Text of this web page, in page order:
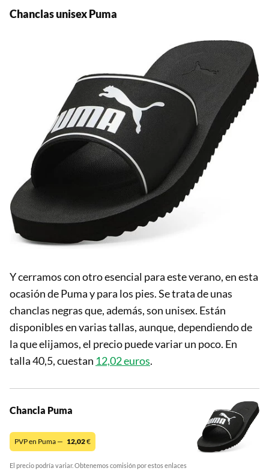
Chanclas unisex Puma
Y cerramos con otro esencial para este verano, en esta
ocasión de Puma y para los pies. Se trata de unas
chanclas negras que, además, son unisex. Están
disponibles en varias tallas, aunque, dependiendo de
la que elijamos, el precio puede variar un poco. En
talla 40,5, cuestan 12,02 euros.
Chancla Puma
PVP en Puma — 12,02€
El precio podría variar. Obtenemos comisión por estos enlaces